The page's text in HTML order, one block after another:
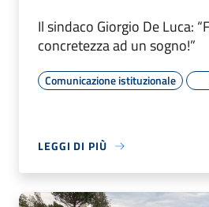
Il sindaco Giorgio De Luca:
concretezza ad un sogno!”
Comunicazione istituzionale
LEGGI DI PIÙ